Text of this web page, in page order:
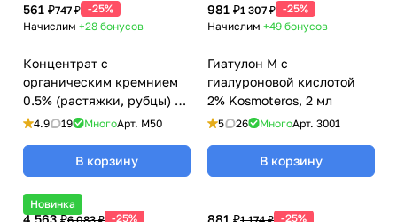
561 ₽747 ₽ -25%
Начислим +28 бонусов
Концентрат с
органическим кремнием
0.5% (растяжки, рубцы) /
Organic Silicon Care,
4.9 19 МногоАрт. M50
В корзину
981 ₽1 307 ₽ -25%
Начислим +49 бонусов
Гиатулон М с
гиалуроновой кислотой
2% Kosmoteros, 2 мл
5 26 МногоАрт. 3001
В корзину
Новинка
4 563 ₽
-25%
881 ₽
-25%